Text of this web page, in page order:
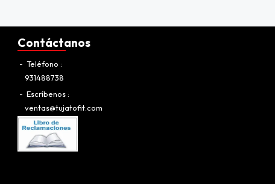
Contáctanos
Teléfono
931488738
Escríbenos
ventas@tujatofit.com